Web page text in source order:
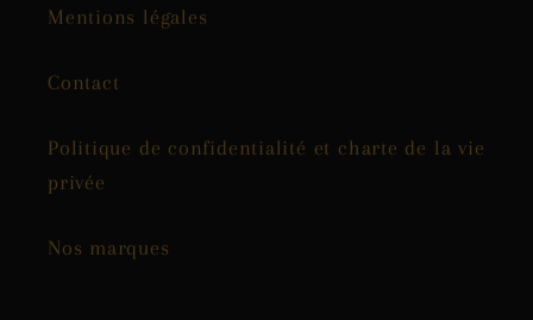
Mentions légales
Contact
Politique de confidentialité et charte de la vie
privée
Nos marques